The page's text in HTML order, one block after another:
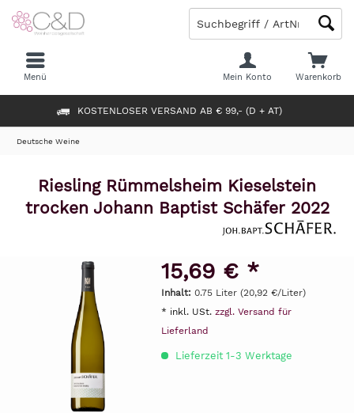
KOSTENLOSER VERSAND AB € 99,- (D + AT)
Warenkorb
Mein Konto
Menü
Deutsche Weine
Riesling Rümmelsheim Kieselstein
trocken Johann Baptist Schäfer 2022
15,69 € *
Inhalt: 0.75 Liter (20,92 €/Liter)
* inkl. USt. zzgl. Versand für
Lieferland
Lieferzeit 1-3 Werktage